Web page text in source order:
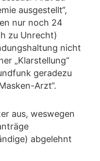
ausgestellt“,
nur noch 24
zu Unrecht)
nicht
„Klarstellung“
geradezu
Arzt“.
aus, weswegen
abgelehnt